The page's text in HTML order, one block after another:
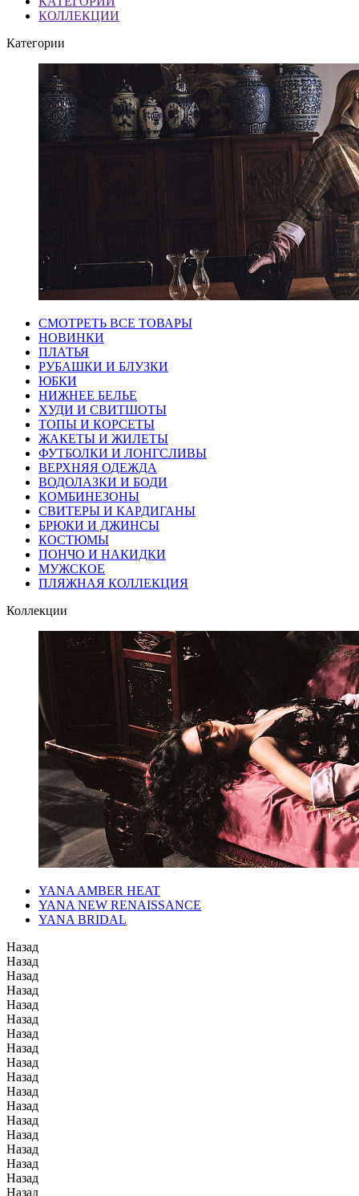
КОЛЛЕКЦИИ
Категории
СМОТРЕТЬ ВСЕ ТОВАРЫ
НОВИНКИ
ПЛАТЬЯ
РУБАШКИ И БЛУЗКИ
ЮБКИ
НИЖНЕЕ БЕЛЬЕ
ХУДИ И СВИТШОТЫ
ТОПЫ И КОРСЕТЫ
ЖАКЕТЫ И ЖИЛЕТЫ
ФУТБОЛКИ И ЛОНГСЛИВЫ
ВЕРХНЯЯ ОДЕЖДА
ВОДОЛАЗКИ И БОДИ
КОМБИНЕЗОНЫ
СВИТЕРЫ И КАРДИГАНЫ
БРЮКИ И ДЖИНСЫ
КОСТЮМЫ
ПОНЧО И НАКИДКИ
МУЖСКОЕ
ПЛЯЖНАЯ КОЛЛЕКЦИЯ
Коллекции
YANA AMBER HEAT
YANA NEW RENAISSANCE
YANA BRIDAL
Назад
Назад
Назад
Назад
Назад
Назад
Назад
Назад
Назад
Назад
Назад
Назад
Назад
Назад
Назад
Назад
Назад
Назад